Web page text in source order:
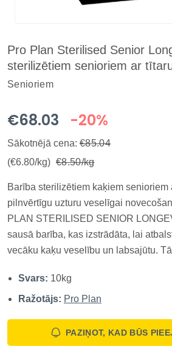
Pro Plan Sterilised Senior
sterilizētiem senioriem ar
Senioriem
€68.03 -20%
Sākotnējā cena: €85.04
(€6.80/kg) €8.50/kg
Barība sterilizētiem kaķiem senioriem
pilnvērtīgu uzturu veselīgai
PLAN STERILISED SENIOR
sausā barība, kas izstrādāta, lai
vecāku kaķu veselību un labsajūtu.
svarīgām uzturvielām palīdz
novecošanu, sag...
Svars: 10kg
Ražotājs: Pro Plan
PAZIŅOT, KAD BŪS